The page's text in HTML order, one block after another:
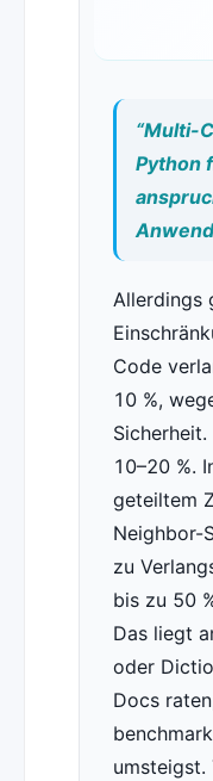
“Multi-
Python
Allerdings
Code
10 %,
10–20 %.
geteiltem
Neighbor-
zu
bis zu 50
Das liegt
oder
Docs
umsteigst.